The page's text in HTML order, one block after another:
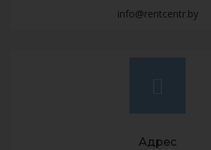
info@rentcentr.by
Адрес